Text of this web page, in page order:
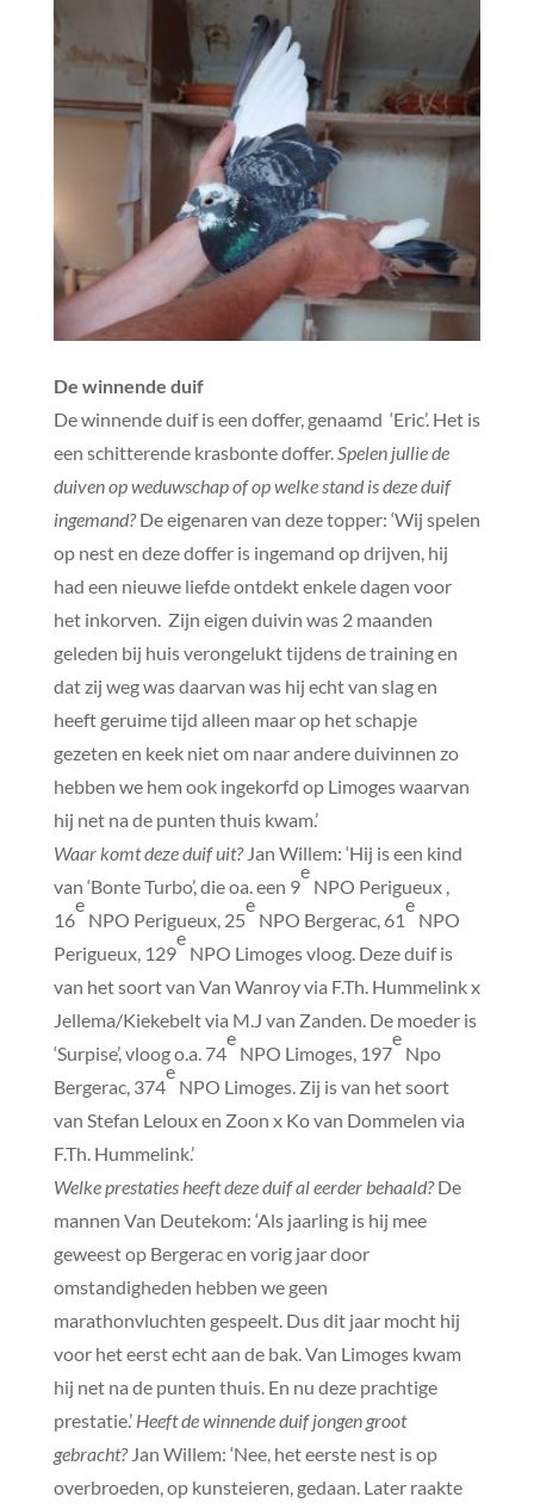
De winnende duif
De winnende duif is een doffer, genaamd ‘Eric’. Het is
een schitterende krasbonte doffer. Spelen jullie de
duiven op weduwschap of op welke stand is deze duif
ingemand?De eigenaren van deze topper: ‘Wij spelen
op nest en deze doffer is ingemand op drijven, hij
had een nieuwe liefde ontdekt enkele dagen voor
het inkorven. Zijn eigen duivin was 2 maanden
geleden bij huis verongelukt tijdens de training en
dat zij weg was daarvan was hij echt van slag en
heeft geruime tijd alleen maar op het schapje
gezeten en keek niet om naar andere duivinnen zo
hebben we hem ook ingekorfd op Limoges waarvan
hij net na de punten thuis kwam.’
Waar komt deze duif uit?Jan Willem: ‘Hij is een kind
van ‘Bonte Turbo’, die oa. een 9
e
NPO Perigueux ,
16
e
NPO Perigueux, 25
e
NPO Bergerac, 61
e
NPO
Perigueux, 129
e
NPO Limoges vloog. Deze duif is
van het soort van Van Wanroy via F.Th. Hummelink x
Jellema/Kiekebelt via M.J van Zanden. De moeder is
‘Surpise’, vloog o.a. 74
e
NPO Limoges, 197
e
Npo
Bergerac, 374
e
NPO Limoges. Zij is van het soort
van Stefan Leloux en Zoon x Ko van Dommelen via
F.Th. Hummelink.’
Welke prestaties heeft deze duif al eerder behaald?De
mannen Van Deutekom: ‘Als jaarling is hij mee
geweest op Bergerac en vorig jaar door
omstandigheden hebben we geen
marathonvluchten gespeelt. Dus dit jaar mocht hij
voor het eerst echt aan de bak. Van Limoges kwam
hij net na de punten thuis. En nu deze prachtige
prestatie.’ Heeft de winnende duif jongen groot
gebracht?Jan Willem: ‘Nee, het eerste nest is op
overbroeden, op kunsteieren, gedaan. Later raakte